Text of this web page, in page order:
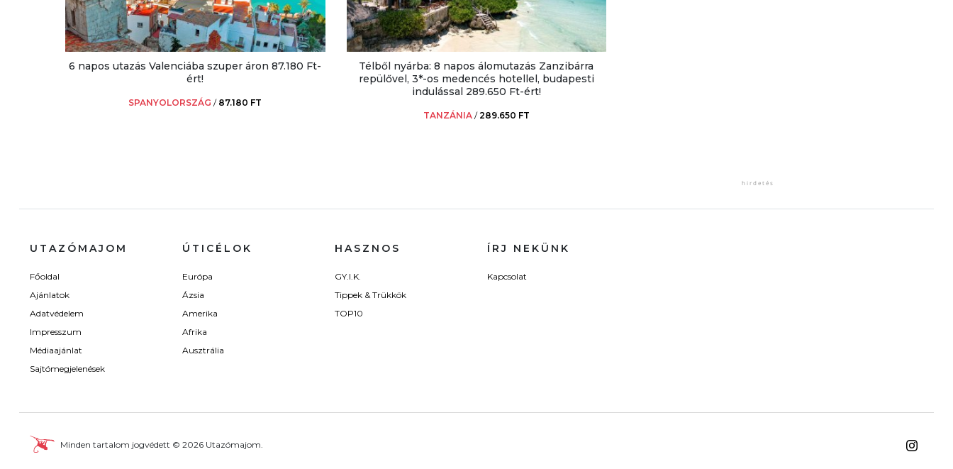
6 napos utazás Valenciába szuper áron 87.180 Ft-
ért!
SPANYOLORSZÁG / 87.180 FT
Télből nyárba: 8 napos álomutazás Zanzibárra
repülővel, 3*-os medencés hotellel, budapesti
indulással 289.650 Ft-ért!
TANZÁNIA /289.650 FT
UTAZÓMAJOM
Főoldal
Ajánlatok
Adatvédelem
Impresszum
Médiaajánlat
Sajtómegjelenések
ÚTICÉLOK
Európa
Ázsia
Amerika
Afrika
Ausztrália
HASZNOS
GY.I.K.
Tippek & Trükkök
TOP10
ÍRJ NEKÜNK
Kapcsolat
Minden tartalom jogvédett © 2026 Utazómajom.